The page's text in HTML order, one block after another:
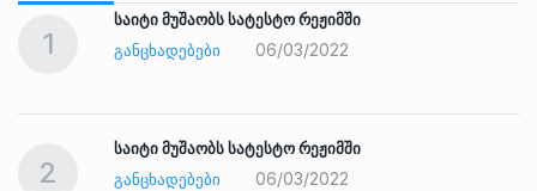
1
საიტი მუშაობს სატესტო რეჟიმში
ᲒᲐᲜᲪᲮᲐᲓᲔᲑᲔᲑᲘ
06/03/2022
2
საიტი მუშაობს სატესტო რეჟიმში
ᲒᲐᲜᲪᲮᲐᲓᲔᲑᲔᲑᲘ
06/03/2022